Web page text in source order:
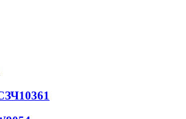
10361